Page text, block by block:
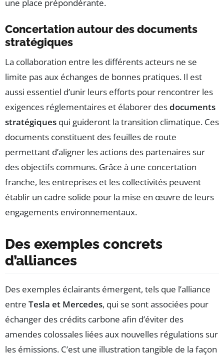
une place prépondérante.
Concertation autour des documents
stratégiques
La collaboration entre les différents acteurs ne se
limite pas aux échanges de bonnes pratiques. Il est
aussi essentiel d’unir leurs efforts pour rencontrer les
exigences réglementaires et élaborer desdocuments
stratégiques qui guideront la transition climatique. Ces
documents constituent des feuilles de route
permettant d’aligner les actions des partenaires sur
des objectifs communs. Grâce à une concertation
franche, les entreprises et les collectivités peuvent
établir un cadre solide pour la mise en œuvre de leurs
engagements environnementaux.
Des exemples concrets
d’alliances
Des exemples éclairants émergent, tels que l’alliance
entre Tesla et Mercedes, qui se sont associées pour
échanger des crédits carbone afin d’éviter des
amendes colossales liées aux nouvelles régulations sur
les émissions. C’est une illustration tangible de la façon